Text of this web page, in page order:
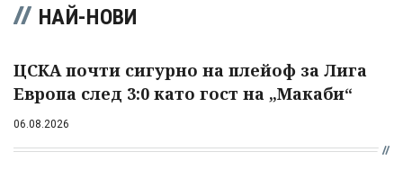
НАЙ-НОВИ
ЦСКА почти сигурно на плейоф за Лига
Европа след 3:0 като гост на „Макаби“
06.08.2026